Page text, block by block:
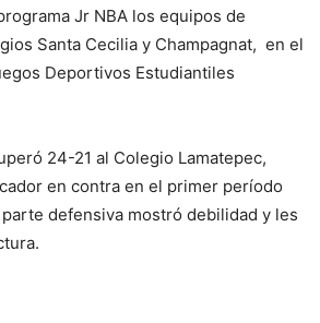
Jr NBA los equipos de
Santa Cecilia y Champagnat, en el
Deportivos Estudiantiles
24-21 al Colegio Lamatepec,
en contra en el primer período
defensiva mostró debilidad y les